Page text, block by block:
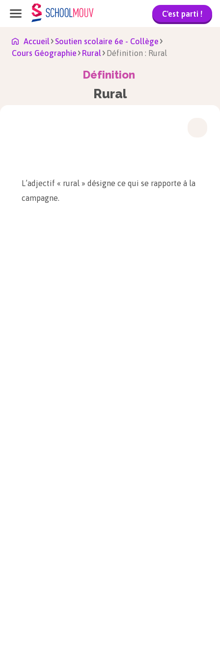
C'est parti !
Accueil
Soutien scolaire 6e - Collège
Cours Géographie
Rural Définition : Rural
Définition
Rural
L’adjectif « rural » désigne ce qui se rapporte à la
campagne.